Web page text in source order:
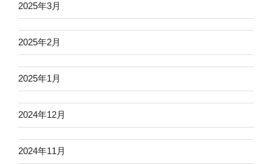
2025年3月
2025年2月
2025年1月
2024年12月
2024年11月